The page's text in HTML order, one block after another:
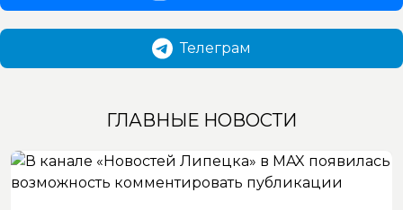
Телеграм
ГЛАВНЫЕ НОВОСТИ